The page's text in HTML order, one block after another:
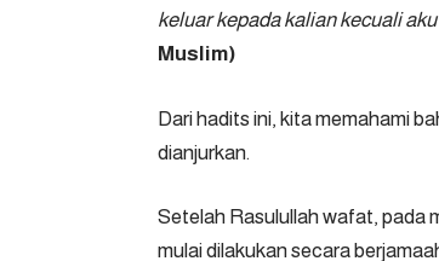
keluar kepada kalian kecuali
Muslim)
Dari hadits ini, kita memahami
dianjurkan.
Setelah Rasulullah wafat, pada
mulai dilakukan secara